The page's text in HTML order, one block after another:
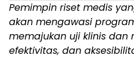
Pemimpin riset medis
akan mengawasi
memajukan uji klinis dan
efektivitas, dan